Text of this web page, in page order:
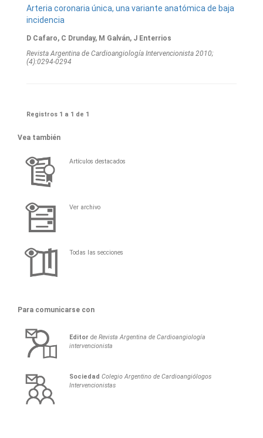
Arteria coronaria única, una variante anatómica de baja
incidencia
D Cafaro, C Drunday, M Galván, J Enterrios
Revista Argentina de Cardioangiologí­a Intervencionista 2010;
(4):0294-0294
Registros 1 a 1 de 1
Vea también
Artículos destacados
Ver archivo
Todas las secciones
Para comunicarse con
Editor deRevista Argentina de Cardioangiología
intervencionista
Sociedad Colegio Argentino de Cardioangiólogos
Intervencionistas